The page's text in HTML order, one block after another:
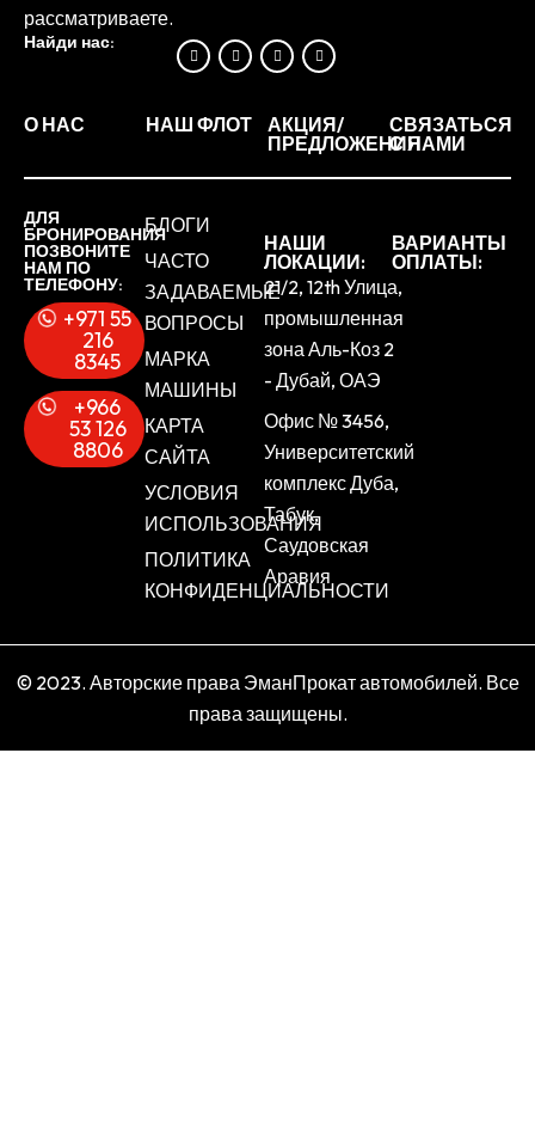
рассматриваете.
Найди нас:
О НАС НАШ ФЛОТ
АКЦИЯ/
ПРЕДЛОЖЕНИЯ
СВЯЗАТЬСЯ
С НАМИ
ДЛЯ
БРОНИРОВАНИЯ
ПОЗВОНИТЕ
НАМ ПО
ТЕЛЕФОНУ:
+971 55
216
8345
+966
53 126
8806
БЛОГИ
ЧАСТО
ЗАДАВАЕМЫЕ
ВОПРОСЫ
МАРКА
МАШИНЫ
КАРТА
САЙТА
УСЛОВИЯ
ИСПОЛЬЗОВАНИЯ
ПОЛИТИКА
КОНФИДЕНЦИАЛЬНОСТИ
НАШИ
ЛОКАЦИИ:
21/2, 12th Улица,
промышленная
зона Аль-Коз 2
- Дубай, ОАЭ
Офис № 3456,
Университетский
комплекс Дуба,
Табук,
Саудовская
Аравия
ВАРИАНТЫ
ОПЛАТЫ:
© 2023. Авторские права ЭманПрокат автомобилей. Все
права защищены.